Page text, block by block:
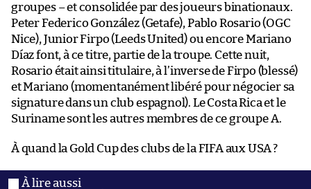
groupes – et consolidée par des joueurs binationaux.
Peter Federico González (Getafe), Pablo Rosario (OGC
Nice), Junior Firpo (Leeds United) ou encore Mariano
Díaz font, à ce titre, partie de la troupe. Cette nuit,
Rosario était ainsi titulaire, à l’inverse de Firpo (blessé)
et Mariano (momentanément libéré pour négocier sa
signature dans un club espagnol). Le Costa Rica et le
Suriname sont les autres membres de ce groupe A.
À quand la Gold Cup des clubs de la FIFA aux USA ?